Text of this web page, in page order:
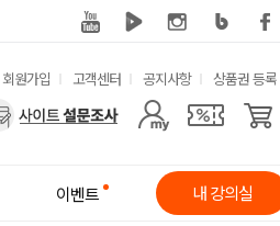
회원가입 고객센터 공지사항 상품권 등록
이벤트 내 강의실